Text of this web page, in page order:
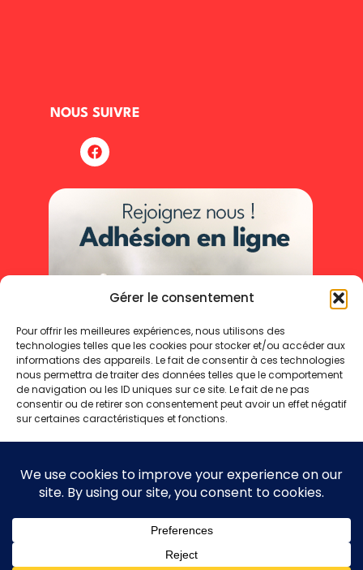
Gérer le consentement
Pour offrir les meilleures expériences, nous utilisons des
technologies telles que les cookies pour stocker et/ou accéder aux
informations des appareils. Le fait de consentir à ces technologies
nous permettra de traiter des données telles que le comportement
de navigation ou les ID uniques sur ce site. Le fait de ne pas
consentir ou de retirer son consentement peut avoir un effet négatif
sur certaines caractéristiques et fonctions.
Refuser
Voir les préférences
NOUS SUIVRE
Mentions légales
Politique de cookies
Politique de confidentialité
Copyright 2025 © - Toute reproduction même partielle interdite